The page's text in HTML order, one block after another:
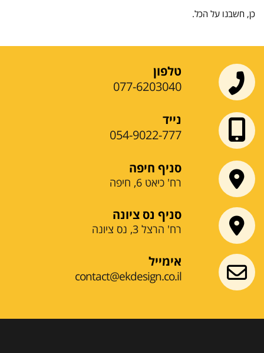
כן, חשבנו על הכל.
טלפון
077-6203040
נייד
054-9022-777
סניף חיפה
רח' כיאט 6, חיפה
סניף נס ציונה
רח' הרצל 3, נס ציונה
אימייל
contact@ekdesign.co.il